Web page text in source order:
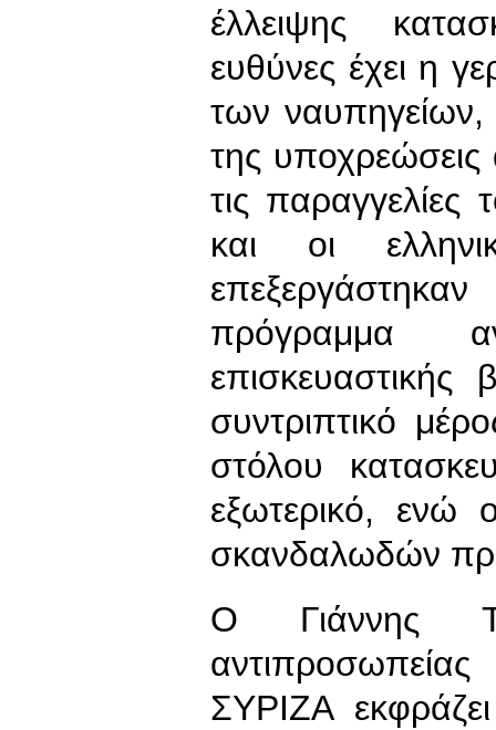
έλλειψης
ευθύνες έχει η
των ναυπηγείων,
της
τις παραγγελίες
και οι
πρόγραμμα
επισκευαστικής
συντριπτικό
στόλου
εξωτερικό, ενώ
σκανδαλωδών
Ο Γιάννης
ΣΥΡΙΖΑ